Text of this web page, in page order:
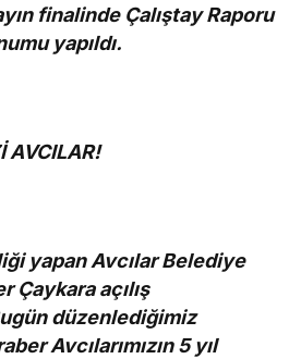
finalinde Çalıştay Raporu
yapıldı.
AVCILAR!
yapan Avcılar Belediye
Çaykara açılış
düzenlediğimiz
Avcılarımızın 5 yıl